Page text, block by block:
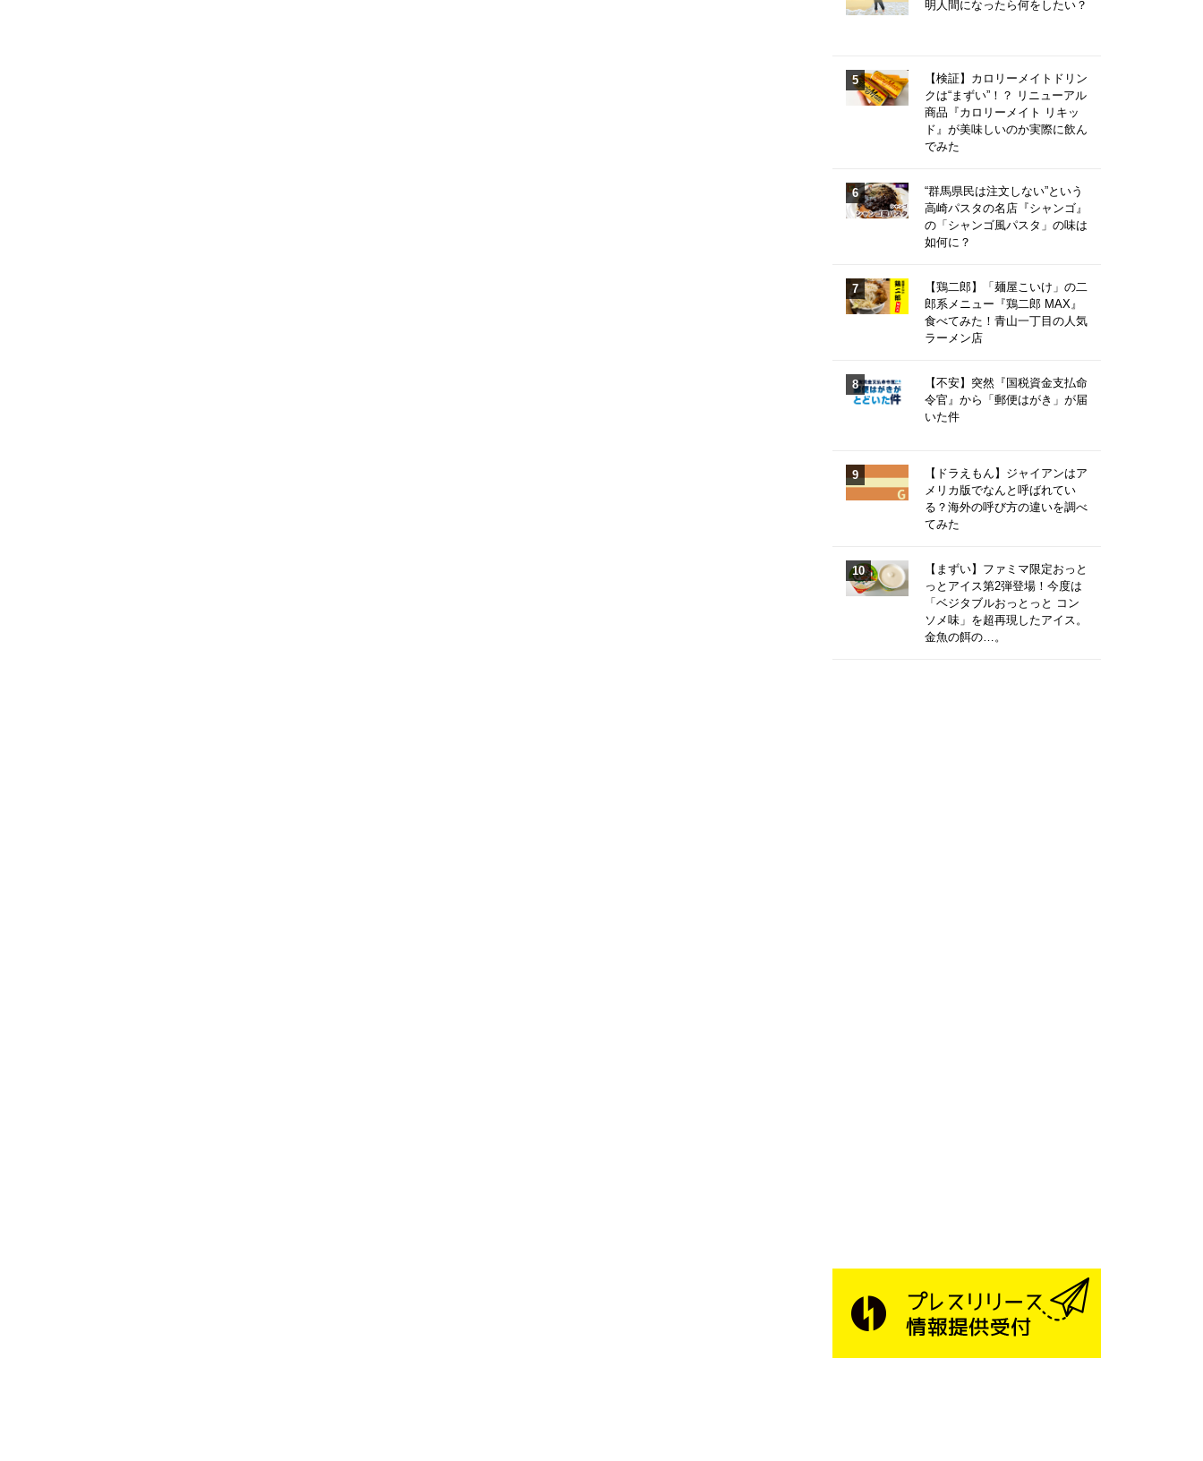
明人間になったら何をしたい？
【検証】カロリーメイトドリン
クは“まずい”！？ リニューアル
商品『カロリーメイト リキッ
ド』が美味しいのか実際に飲ん
でみた
“群馬県民は注文しない”という
高崎パスタの名店『シャンゴ』
の「シャンゴ風パスタ」の味は
如何に？
【鶏二郎】「麺屋こいけ」の二
郎系メニュー『鶏二郎 MAX』
食べてみた！青山一丁目の人気
ラーメン店
【不安】突然『国税資金支払命
令官』から「郵便はがき」が届
いた件
【ドラえもん】ジャイアンはア
メリカ版でなんと呼ばれてい
る？海外の呼び方の違いを調べ
てみた
【まずい】ファミマ限定おっと
っとアイス第2弾登場！今度は
「ベジタブルおっとっと コン
ソメ味」を超再現したアイス。
金魚の餌の…。